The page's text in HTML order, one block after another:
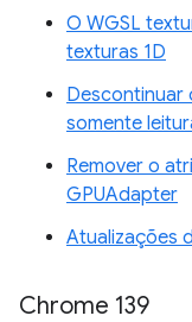
O WGSL
texturas 1D
Descontinuar
somente
Remover o
GPUAdapter
Atualizações
Chrome 139